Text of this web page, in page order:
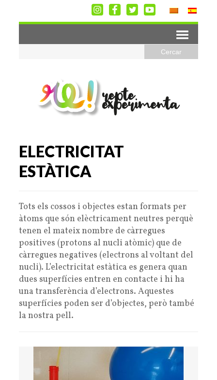
ELECTRICITAT
ESTÀTICA
Tots els cossos i objectes estan formats per
àtoms que són elèctricament neutres perquè
tenen el mateix nombre de càrregues
positives (protons al nucli atòmic) que de
càrregues negatives (electrons al voltant del
nucli). L’electricitat estàtica es genera quan
dues superfícies entren en contacte i hi ha
una transferència d’electrons. Aquestes
superfícies poden ser d’objectes, però també
la nostra pell.